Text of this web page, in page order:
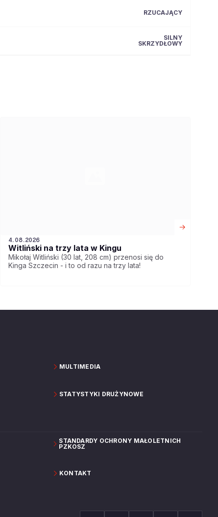
RZUCAJĄCY
SILNY
SKRZYDŁOWY
4.08.2026
Witliński na trzy lata w Kingu
Mikołaj Witliński (30 lat, 208 cm) przenosi się do
Kinga Szczecin - i to od razu na trzy lata!
MULTIMEDIA
STATYSTYKI DRUŻYNOWE
STANDARDY OCHRONY MAŁOLETNICH
PZKOSZ
KONTAKT